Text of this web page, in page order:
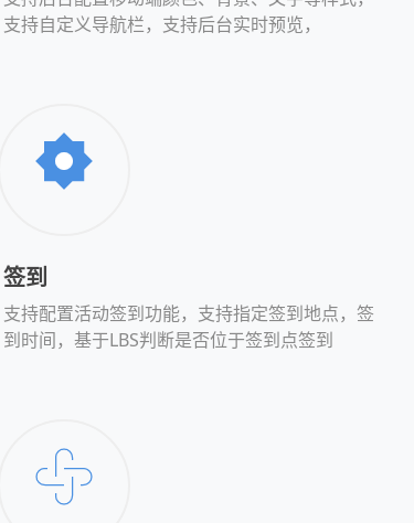
支持自定义导航栏，支持后台实时预览，
签到
支持配置活动签到功能，支持指定签到地点，签
到时间，基于LBS判断是否位于签到点签到